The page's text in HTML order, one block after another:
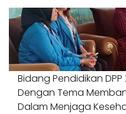
Bidang Pendidikan
Dengan Tema
Dalam Menjaga